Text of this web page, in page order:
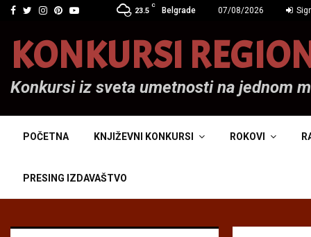
Facebook
Twitter
Instagram
Pinterest
Youtube 23.5
C
Belgrade 07/08/2026
KONKURSI
Konkursi iz sveta umetnosti na jednom
POČETNA KNJIŽEVNI KONKURSI ROKOVI
PRESING IZDAVAŠTVO